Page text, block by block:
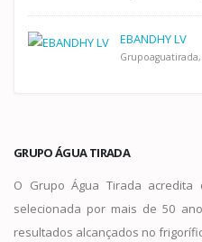
EBANDHY LV
GRUPO ÁGUA TIRADA
O Grupo Água Tirada
selecionada por mais de 50
resultados alcançados no